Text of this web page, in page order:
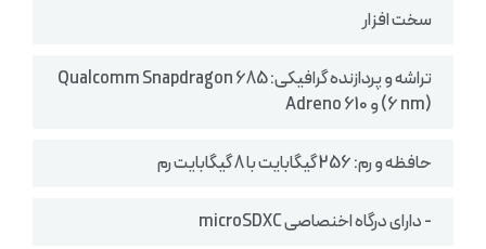
سخت افزار
تراشه و پردازنده گرافیکی: Qualcomm Snapdragon 685
(6 nm) و Adreno 610
حافظه و رم: 256 گیگابایت با 8 گیگابایت رم
- دارای درگاه اخنصاصی microSDXC